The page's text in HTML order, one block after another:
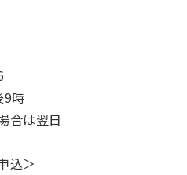
9時
合は翌日
込＞